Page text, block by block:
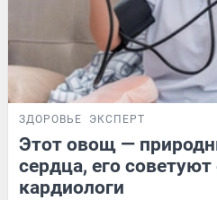
ЗДОРОВЬЕ ЭКСПЕРТ
Этот овощ —
сердца, его
кардиологи